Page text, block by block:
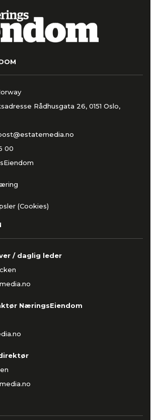
Rådhusgata 26, 0151 Oslo,
00
(Cookies)
/ daglig leder
NæringsEiendom